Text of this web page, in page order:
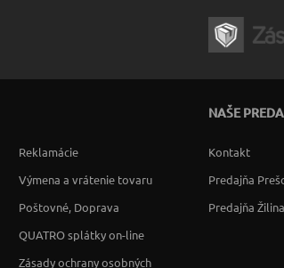
Reklamácie
Výmena a vrátenie tovaru
Poštovné, Doprava
QUATRO splátky on-line
Zásady ochrany osobných
NAŠE
Kontakt
Predajňa
Predajňa Žilina